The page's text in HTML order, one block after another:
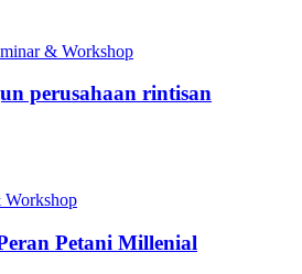
& Workshop
perusahaan rintisan
Workshop
Petani Millenial